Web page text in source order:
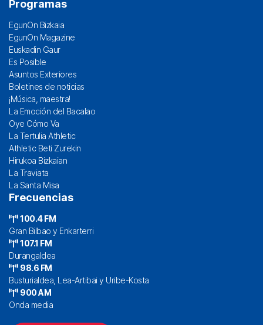
Programas
EgunOn Bizkaia
EgunOn Magazine
Euskadin Gaur
Es Posible
Asuntos Exteriores
Boletines de noticias
¡Música, maestra!
La Emoción del Bacalao
Oye Cómo Va
La Tertulia Athletic
Athletic Beti Zurekin
Hirukoa Bizkaian
La Traviata
La Santa Misa
Frecuencias
100.4 FM
Gran Bilbao y Enkarterri
107.1 FM
Durangaldea
98.6 FM
Busturialdea, Lea-Artibai y Uribe-Kosta
900 AM
Onda media